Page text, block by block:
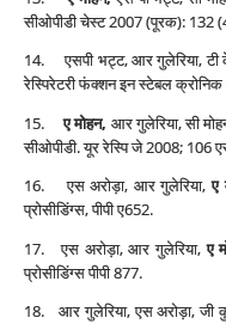
सीओपीडी चेस्‍ट 2007 (पूरक): 132
14. एसपी भट्ट, आर गुलेरिया,
रेस्पिरेटरी फंक्‍शन इन स्‍टेबल
15.ए मोहन, आर गुलेरिया, सी
सीओपीडी. यूर रेस्पि जे 2008; 106
16. एस अरोड़ा, आर गुलेरिया,ए
प्रोसीडिंग्‍स, पीपी ए652.
17. एस अरोड़ा, आर गुलेरिया,ए
प्रोसीडिंग्‍स पीपी 877.
18. आर गुले‍रिया, एस अरोड़ा, जी